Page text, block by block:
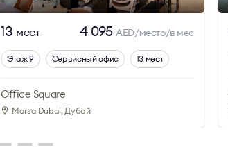
13 мест 4 095AED/место/в мес
Этаж 9 Сервисный офис 13 мест
Office Square
Marsa Dubai, Дубай